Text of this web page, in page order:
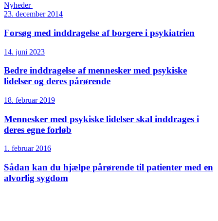
Nyheder
23. december 2014
Forsøg med inddragelse af borgere i psykiatrien
14. juni 2023
Bedre inddragelse af mennesker med psykiske
lidelser og deres pårørende
18. februar 2019
Mennesker med psykiske lidelser skal inddrages i
deres egne forløb
1. februar 2016
Sådan kan du hjælpe pårørende til patienter med en
alvorlig sygdom